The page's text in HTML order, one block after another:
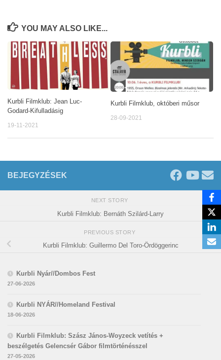
YOU MAY ALSO LIKE...
Kurbli Filmklub: Jean Luc-
Godard-Kifulladásig
19-11-2021
Kurbli Filmklub, októberi műsor
28-09-2021
BEJEGYZÉSEK
NEXT STORY
Kurbli Filmklub: Bernáth Szilárd-Larry
PREVIOUS STORY
Kurbli Filmklub: Guillermo Del Toro-Ördöggerinc
Kurbli Nyár//Dombos Fest
27-06-2026
Kurbli NYÁR//Homeland Festival
18-06-2026
Kurbli Filmklub: Szász János-Woyzeck vetítés +
beszélgetés Gelencsér Gábor filmtörténésszel
27-05-2026